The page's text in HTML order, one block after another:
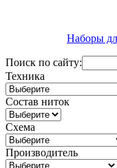
Наборы
Поиск по сайту:
Техника
Состав ниток
Схема
Производитель